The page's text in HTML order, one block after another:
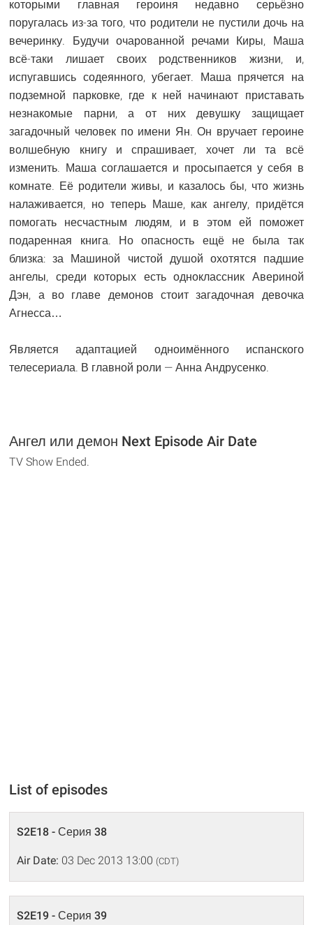
которыми главная героиня недавно серьёзно
поругалась из-за того, что родители не пустили дочь на
вечеринку. Будучи очарованной речами Киры, Маша
всё-таки лишает своих родственников жизни, и,
испугавшись содеянного, убегает. Маша прячется на
подземной парковке, где к ней начинают приставать
незнакомые парни, а от них девушку защищает
загадочный человек по имени Ян. Он вручает героине
волшебную книгу и спрашивает, хочет ли та всё
изменить. Маша соглашается и просыпается у себя в
комнате. Её родители живы, и казалось бы, что жизнь
налаживается, но теперь Маше, как ангелу, придётся
помогать несчастным людям, и в этом ей поможет
подаренная книга. Но опасность ещё не была так
близка: за Машиной чистой душой охотятся падшие
ангелы, среди которых есть одноклассник Авериной
Дэн, а во главе демонов стоит загадочная девочка
Агнесса…
Является адаптацией одноимённого испанского
телесериала. В главной роли — Анна Андрусенко.
Ангел или демон Next Episode Air Date
TV Show Ended.
List of episodes
S2E18 - Серия 38
Air Date: 03 Dec 2013 13:00 (CDT)
S2E19 - Серия 39